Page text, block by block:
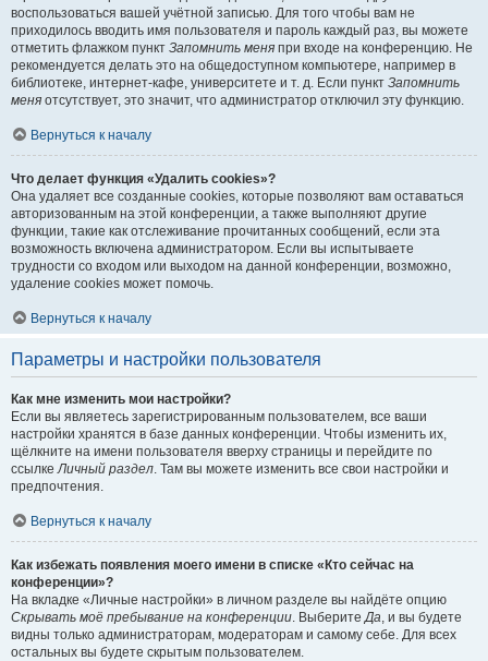
воспользоваться вашей учётной записью. Для того чтобы вам не
приходилось вводить имя пользователя и пароль каждый раз, вы можете
отметить флажком пункт Запомнить меня при входе на конференцию. Не
рекомендуется делать это на общедоступном компьютере, например в
библиотеке, интернет-кафе, университете и т. д. Если пункт Запомнить
меня отсутствует, это значит, что администратор отключил эту функцию.
Вернуться к началу
Что делает функция «Удалить cookies»?
Она удаляет все созданные cookies, которые позволяют вам оставаться
авторизованным на этой конференции, а также выполняют другие
функции, такие как отслеживание прочитанных сообщений, если эта
возможность включена администратором. Если вы испытываете
трудности со входом или выходом на данной конференции, возможно,
удаление cookies может помочь.
Вернуться к началу
Параметры и настройки пользователя
Как мне изменить мои настройки?
Если вы являетесь зарегистрированным пользователем, все ваши
настройки хранятся в базе данных конференции. Чтобы изменить их,
щёлкните на имени пользователя вверху страницы и перейдите по
ссылкеЛичный раздел. Там вы можете изменить все свои настройки и
предпочтения.
Вернуться к началу
Как избежать появления моего имени в списке «Кто сейчас на
конференции»?
На вкладке «Личные настройки» в личном разделе вы найдёте опцию
Скрывать моё пребывание на конференции. ВыберитеДа, и вы будете
видны только администраторам, модераторам и самому себе. Для всех
остальных вы будете скрытым пользователем.